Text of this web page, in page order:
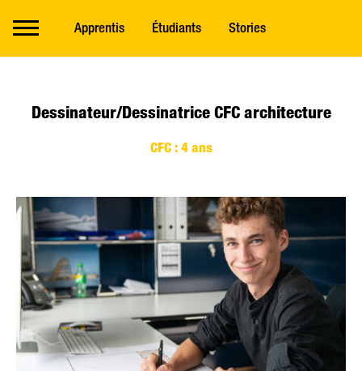
Apprentis Étudiants Stories
Dessinateur/Dessinatrice CFC architecture
CFC : 4 ans